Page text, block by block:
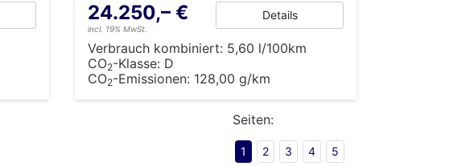
24.250,– €
incl. 19% MwSt.
Details
Verbrauch kombiniert: 5,60 l/100km
CO2-Klasse: D
CO2-Emissionen: 128,00 g/km
Seiten:
1 2 3 4 5